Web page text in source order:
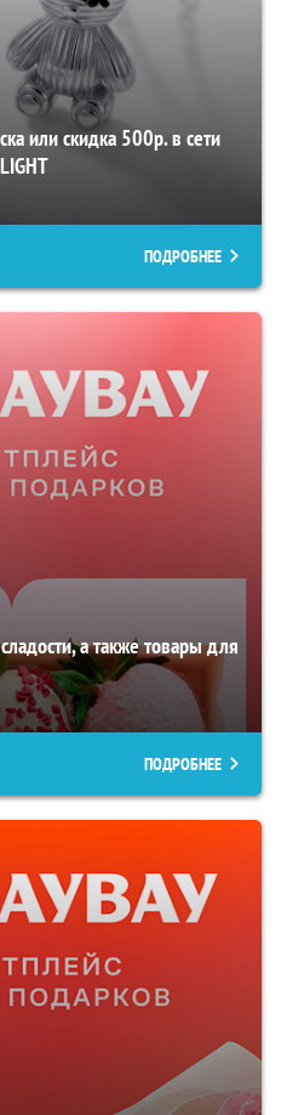
или скидка 500р. в сети
ПОДРОБНЕЕ
а также товары для
ПОДРОБНЕЕ